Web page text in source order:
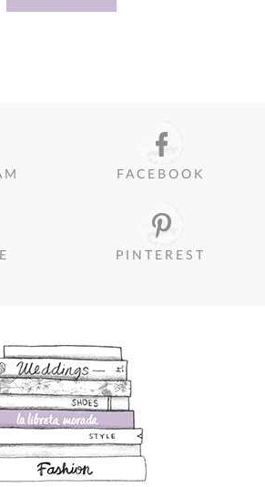
FACEBOOK
PINTEREST